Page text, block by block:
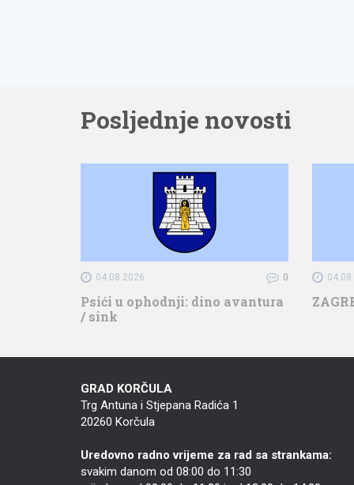
Posljednje novosti
04.08.2026 0
Psići u ophodnji: dino avantura
/ sink
GRAD KORČULA
Trg Antuna i Stjepana Radića 1
20260 Korčula
Uredovno radno vrijeme za rad sa strankama:
svakim danom od 08:00 do 11:30